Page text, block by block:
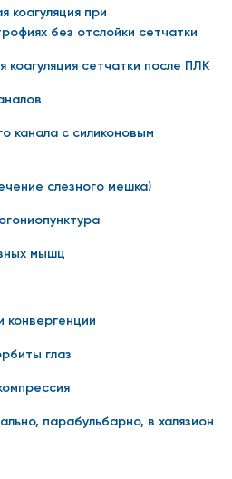
коагуляция при
без отслойки сетчатки
коагуляция сетчатки после ПЛК
канала с силиконовым
слезного мешка)
мышц
глаз
парабульбарно, в халязион